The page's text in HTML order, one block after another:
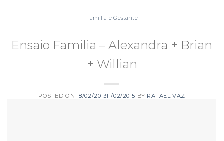
Família e Gestante
Ensaio Familia – Alexandra + Brian
+ Willian
POSTED ON 18/02/201311/02/2015 BY RAFAEL VAZ